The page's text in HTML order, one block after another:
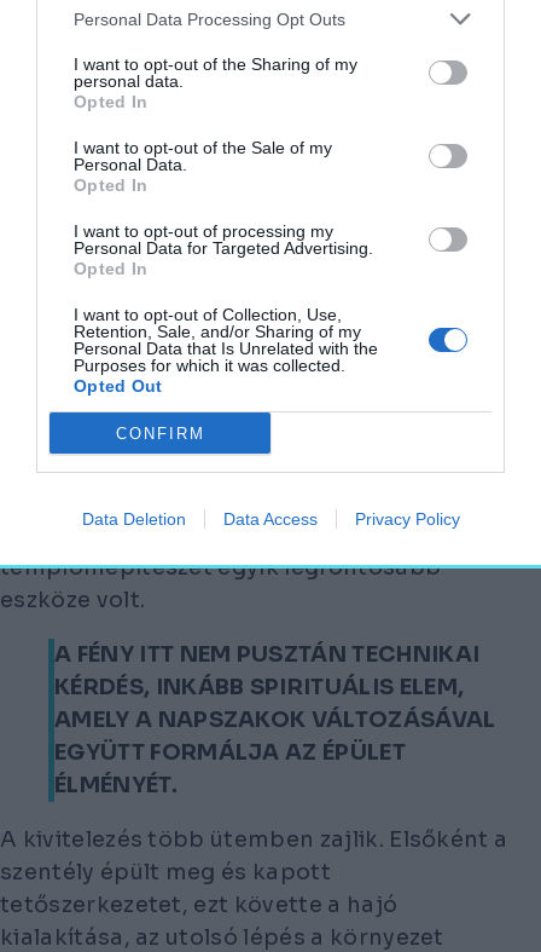
Personal Data Processing Opt Outs
I want to opt-out of the Sharing of my
personal data.
Opted In
I want to opt-out of the Sale of my
Personal Data.
Opted In
I want to opt-out of processing my
Personal Data for Targeted Advertising.
Opted In
I want to opt-out of Collection, Use,
Retention, Sale, and/or Sharing of my
Personal Data that Is Unrelated with the
Purposes for which it was collected.
Opted Out
CONFIRM
Data Deletion Data Access Privacy Policy
újjáépítések állnak, a másikon a rom
projekt egyik legnagyobb erénye, hogy egyik
irányba sem sodródik el teljesen, inkább
párbeszédet kezdeményez a meglévő
maradványokkal. A tervezett új szerkezet
kortárs karakterű lesz, mégis figyel a
középkori templom térszervezésére és
fényviszonyaira.
A kivitelezés szépen, fokozatosan halad a
látványterven is látható állapotig
Fotó:Fóti Szent Márton Romtemplom, Facebook
Különösen fontos szerepet kap a
természetes fény. A tervek szerint a
tér atmoszféráját, ami a középkori
templomépítészet egyik legfontosabb
eszköze volt.
A FÉNY ITT NEM PUSZTÁN TECHNIKAI
KÉRDÉS, INKÁBB SPIRITUÁLIS ELEM,
AMELY A NAPSZAKOK VÁLTOZÁSÁVAL
EGYÜTT FORMÁLJA AZ ÉPÜLET
ÉLMÉNYÉT.
A kivitelezés több ütemben zajlik. Elsőként a
szentély épült meg és kapott
tetőszerkezetet, ezt követte a hajó
kialakítása, az utolsó lépés a környezet